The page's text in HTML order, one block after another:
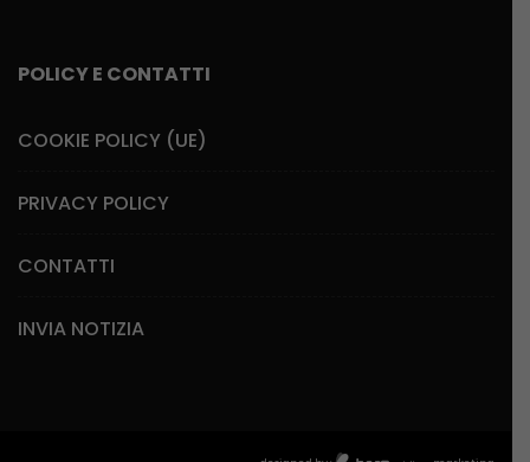
POLICY E CONTATTI
COOKIE POLICY (UE)
PRIVACY POLICY
CONTATTI
INVIA NOTIZIA